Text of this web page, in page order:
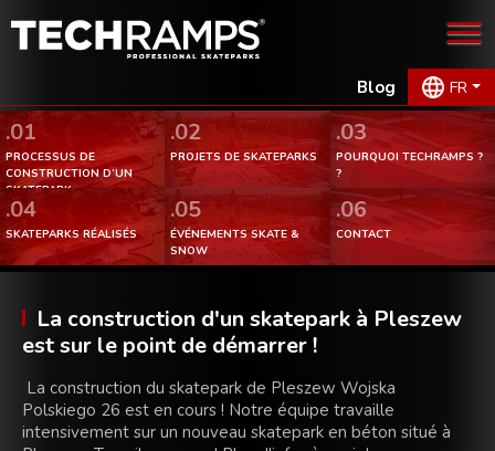
Blog FR
.01
PROCESSUS DE
CONSTRUCTION D’UN
SKATEPARK.
.02
PROJETS DE SKATEPARKS
.03
POURQUOI TECHRAMPS ?
?
.04
SKATEPARKS RÉALISÉS
.05
ÉVÉNEMENTS SKATE &
SNOW
.06
CONTACT
La construction d'un skatepark à Pleszew
est sur le point de démarrer !
La construction du skatepark de Pleszew Wojska
Polskiego 26 est en cours ! Notre équipe travaille
intensivement sur un nouveau skatepark en béton situé à